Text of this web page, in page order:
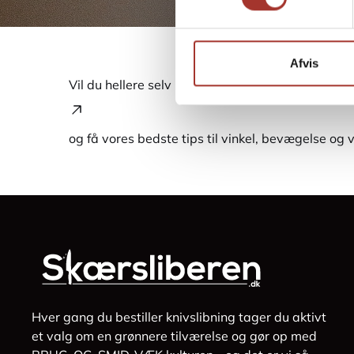
Afvis
Vil du hellere selv kaste dig ud i det? Her kan
og få vores bedste tips til vinkel, bevægelse og
Hver gang du bestiller knivslibning tager du aktivt
et valg om en grønnere tilværelse og gør op med